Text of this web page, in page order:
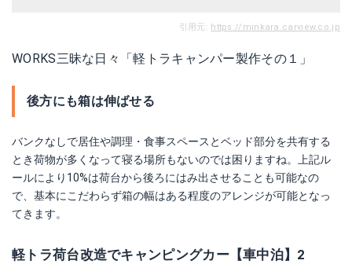
引用元: https://minkara.carview.co.jp
WORKS三昧な日々「軽トラキャンパー製作その１」
後方にも箱は伸ばせる
バンクなしで居住や調理・食事スペースとベッド部分を共有する
とき荷物が多くなって寝る場所もないのでは困りますね。上記ル
ールにより10%は荷台から後ろにはみ出させることも可能なの
で、基本にこだわらず箱の幅はある程度のアレンジが可能となっ
てきます。
軽トラ荷台改造でキャンピングカー【車中泊】2